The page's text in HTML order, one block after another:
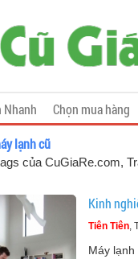
Nhanh
Chọn mua hàng
lạnh cũ
của CuGiaRe.com,
Kinh
Tiên Tiên,
Máy